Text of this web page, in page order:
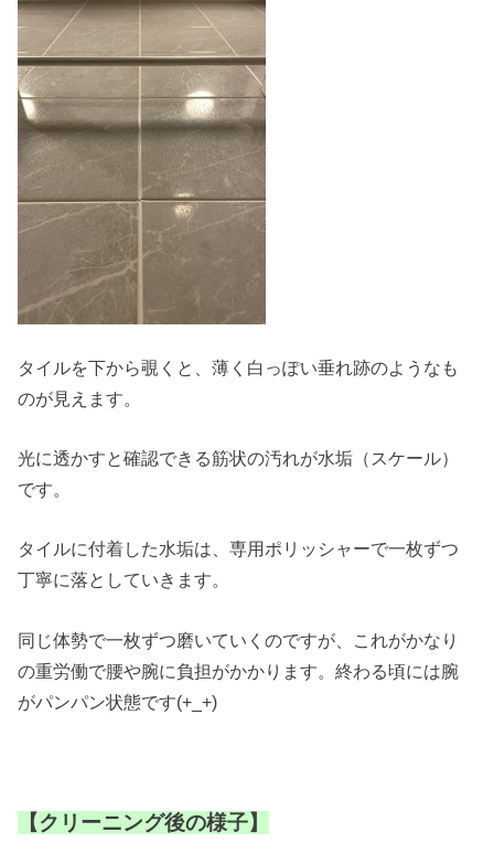
タイルを下から覗くと、薄く白っぽい垂れ跡のようなも
のが見えます。
光に透かすと確認できる筋状の汚れが水垢（スケール）
です。
タイルに付着した水垢は、専用ポリッシャーで一枚ずつ
丁寧に落としていきます。
同じ体勢で一枚ずつ磨いていくのですが、これがかなり
の重労働で腰や腕に負担がかかります。終わる頃には腕
がパンパン状態です(+_+)
【クリーニング後の様子】